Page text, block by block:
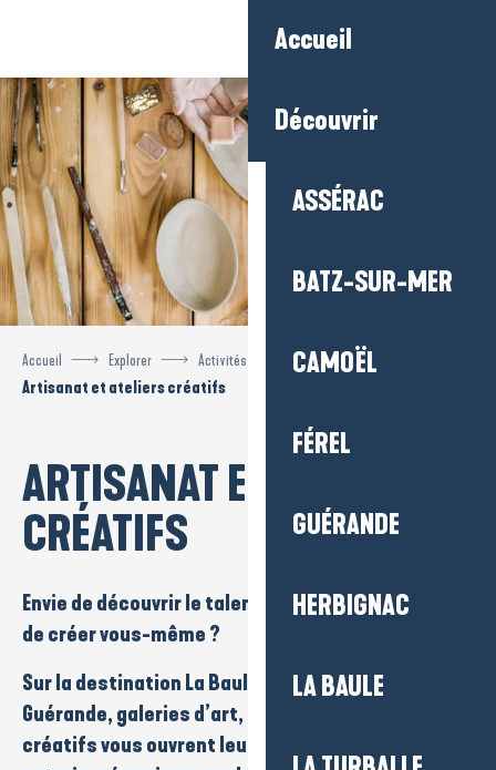
principal
Accueil
Découvrir
ASSÉRAC
BATZ-SUR-MER
CAMOËL
FÉREL
GUÉRANDE
HERBIGNAC
LA BAULE
Accueil Explorer
Activités et loisirs
Artisanat et ateliers créatifs
ARTISANAT ET ATELIERS
CRÉATIFS
Envie de découvrir le talent des artisans locaux ou
de créer vous-même ?
Sur la destination La Baule-Presqu’île de
Guérande, galeries d’art, ateliers et espaces
créatifs vous ouvrent leurs portes.